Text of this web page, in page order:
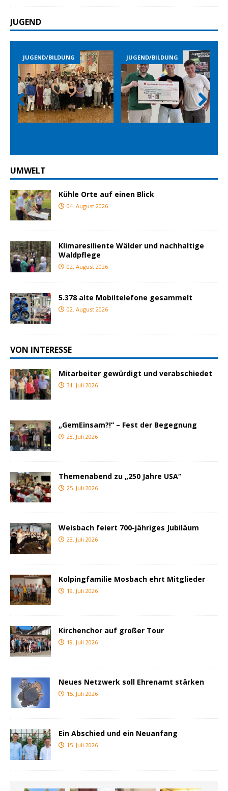
JUGEND
JUGEND/BILDUNG JUGEND/BILDUNG
Prev
ious
Nex
t
UMWELT
Kühle Orte auf einen Blick
04. August 2026
Klimaresiliente Wälder und nachhaltige
Waldpflege
02. August 2026
5.378 alte Mobiltelefone gesammelt
02. August 2026
VON INTERESSE
Mitarbeiter gewürdigt und verabschiedet
31. Juli 2026
„GemEinsam?!“ – Fest der Begegnung
28. Juli 2026
Themenabend zu „250 Jahre USA“
25. Juli 2026
Weisbach feiert 700-jähriges Jubiläum
23. Juli 2026
Kolpingfamilie Mosbach ehrt Mitglieder
19. Juli 2026
Kirchenchor auf großer Tour
19. Juli 2026
Neues Netzwerk soll Ehrenamt stärken
15. Juli 2026
Ein Abschied und ein Neuanfang
15. Juli 2026